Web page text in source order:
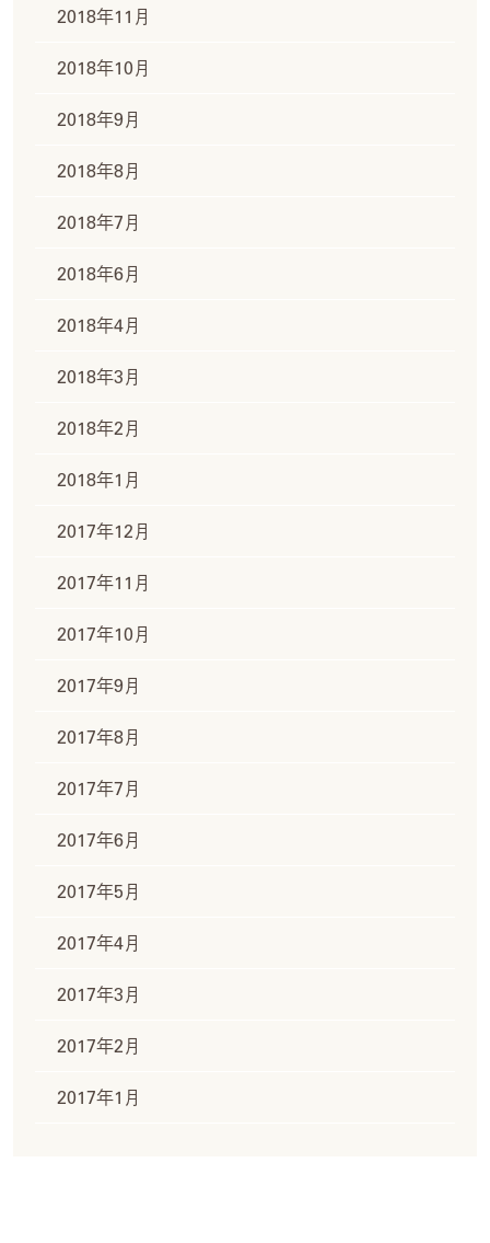
2018年11月
2018年10月
2018年9月
2018年8月
2018年7月
2018年6月
2018年4月
2018年3月
2018年2月
2018年1月
2017年12月
2017年11月
2017年10月
2017年9月
2017年8月
2017年7月
2017年6月
2017年5月
2017年4月
2017年3月
2017年2月
2017年1月